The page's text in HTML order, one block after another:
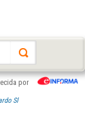
por
Sl